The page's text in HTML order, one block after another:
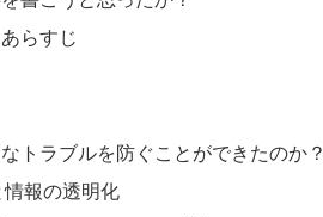
らすじ
トラブルを防ぐことができたのか？
報の透明化